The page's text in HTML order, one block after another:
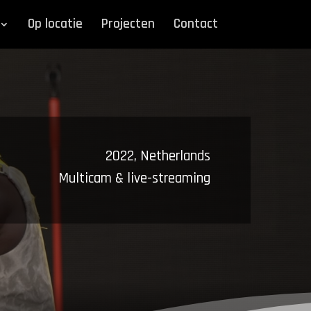
Op locatie Projecten Contact
2022, Netherlands
Multicam & live-streaming